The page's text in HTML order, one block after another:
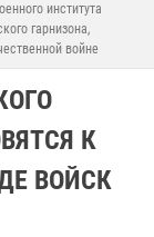
института
гарнизона,
войне
К
ВОЙСК